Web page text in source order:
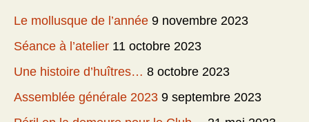
Le mollusque de l’année 9 novembre 2023
Séance à l’atelier 11 octobre 2023
Une histoire d’huîtres… 8 octobre 2023
Assemblée générale 2023 9 septembre 2023